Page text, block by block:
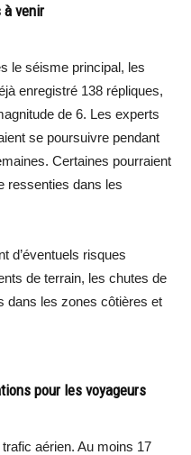
à venir
le séisme principal, les
enregistré 138 répliques,
de 6. Les experts
se poursuivre pendant
Certaines pourraient
ressenties dans les
d’éventuels risques
de terrain, les chutes de
dans les zones côtières et
pour les voyageurs
aérien. Au moins 17